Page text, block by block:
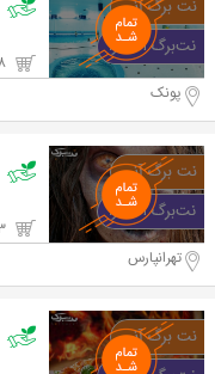
پونک
تهرانپارس